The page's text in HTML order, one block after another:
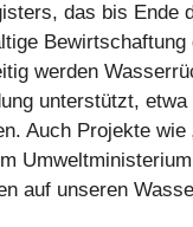
das bis Ende
werden
unterstützt,
Auch Projekte wie
auf unseren